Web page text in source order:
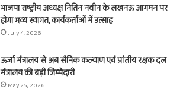
भाजपा राष्ट्रीय अध्यक्ष नितिन नवीन के लखनऊ आगमन पर
होगा भव्य स्वागत, कार्यकर्ताओं में उत्साह
July 4, 2026
ऊर्जा मंत्रालय से अब सैनिक कल्याण एवं प्रांतीय रक्षक दल
मंत्रालय की बड़ी जिम्मेदारी
May 25, 2026